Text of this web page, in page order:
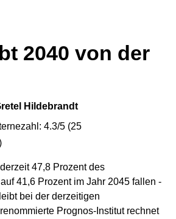
2040 von der
Hildebrandt
4.3/5 (25
47,8 Prozent des
41,6 Prozent im Jahr 2045 fallen -
bei der derzeitigen
Prognos-Institut rechnet